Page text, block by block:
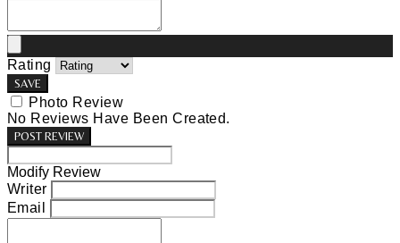
Rating
SAVE
Photo Review
No Reviews Have Been Created.
POST REVIEW
Modify Review
Writer
Email